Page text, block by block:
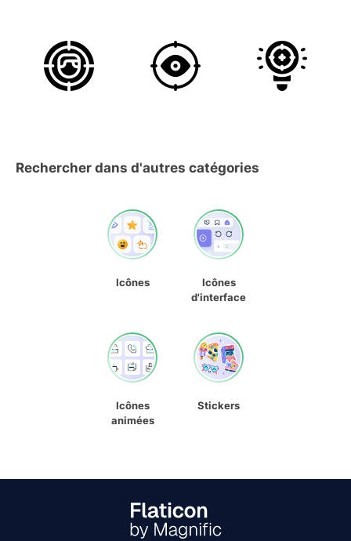
Rechercher dans d'autres catégories
Icônes
Icônes
d'interface
Icônes
animées
Stickers